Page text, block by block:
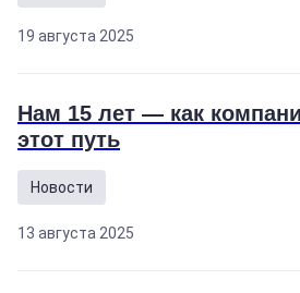
19 августа 2025
Нам 15 лет — как
этот путь
Новости
13 августа 2025